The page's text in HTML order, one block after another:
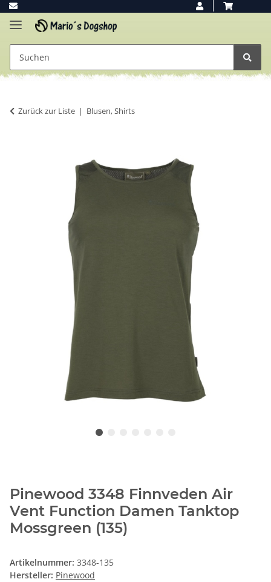
Zurück zur Liste Blusen, Shirts
Pinewood 3348 Finnveden Air
Vent Function Damen Tanktop
Mossgreen (135)
Artikelnummer: 3348-135
Hersteller: Pinewood